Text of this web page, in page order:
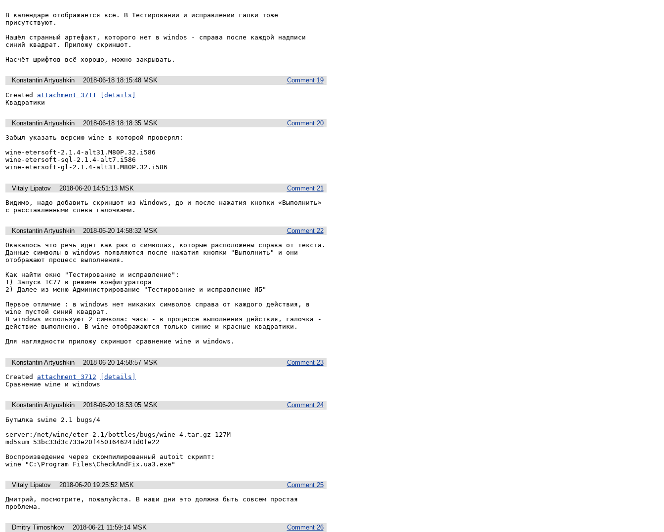
В календаре отображается всё. В Тестировании и исправлении галки тоже
присутствуют.
Нашёл странный артефакт, которого нет в windos - справа после каждой надписи
синий квадрат. Приложу скриншот.
Насчёт шрифтов всё хорошо, можно закрывать.
Comment 19
Konstantin Artyushkin
2018-06-18 18:15:48 MSK
Created attachment 3711
[details]
Квадратики
Comment 20
Konstantin Artyushkin
2018-06-18 18:18:35 MSK
Забыл указать версию wine в которой проверял:
wine-etersoft-2.1.4-alt31.M80P.32.i586
wine-etersoft-sql-2.1.4-alt7.i586
wine-etersoft-gl-2.1.4-alt31.M80P.32.i586
Comment 21
Vitaly Lipatov
2018-06-20 14:51:13 MSK
Видимо, надо добавить скриншот из Windows, до и после нажатия кнопки «Выполнить»
с расставленными слева галочками.
Comment 22
Konstantin Artyushkin
2018-06-20 14:58:32 MSK
Оказалось что речь идёт как раз о символах, которые расположены справа от текста.
Данные символы в windows появляются после нажатия кнопки "Выполнить" и они
отображают процесс выполнения.
Как найти окно "Тестирование и исправление":
1) Запуск 1С77 в режиме конфигуратора
2) Далее из меню Администрирование "Тестирование и исправление ИБ"
Первое отличие : в windows нет никаких символов справа от каждого действия, в
wine пустой синий квадрат.
В windows используют 2 символа: часы - в процессе выполнения действия, галочка -
действие выполнено. В wine отображаются только синие и красные квадратики.
Для наглядности приложу скриншот сравнение wine и windows.
Comment 23
Konstantin Artyushkin
2018-06-20 14:58:57 MSK
Created attachment 3712
[details]
Сравнение wine и windows
Comment 24
Konstantin Artyushkin
2018-06-20 18:53:05 MSK
Бутылка swine 2.1 bugs/4
server:/net/wine/eter-2.1/bottles/bugs/wine-4.tar.gz 127M
md5sum 53bc33d3c733e20f4501646241d0fe22
Воспроизведение через скомпилированный autoit скрипт:
wine "C:\Program Files\CheckAndFix.ua3.exe"
Comment 25
Vitaly Lipatov
2018-06-20 19:25:52 MSK
Дмитрий, посмотрите, пожалуйста. В наши дни это должна быть совсем простая
проблема.
Comment 26
Dmitry Timoshkov 2018-06-21 11:59:14 MSK